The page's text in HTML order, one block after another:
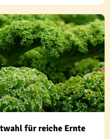
für reiche Ernte